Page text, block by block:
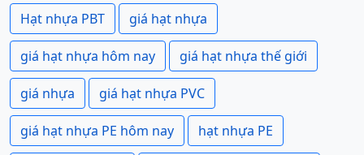
Hạt nhựa PBT giá hạt nhựa
giá hạt nhựa hôm nay giá hạt nhựa thế giới
giá nhựa giá hạt nhựa PVC
giá hạt nhựa PE hôm nay hạt nhựa PE